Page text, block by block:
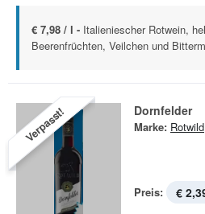
€ 7,98 / l - Italieniescher Rotwein,
Beerenfrüchten, Veilchen und
Verpasst! Dornfelder
Marke: Rotwild
Preis: €